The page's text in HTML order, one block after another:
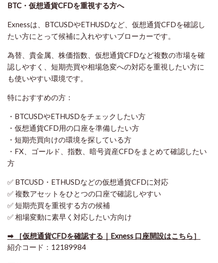
BTC・仮想通貨CFDを重視する方へ
Exnessは、BTCUSDやETHUSDなど、仮想通貨CFDを確認し
たい方にとって候補に入れやすいブローカーです。
為替、貴金属、株価指数、仮想通貨CFDなど複数の市場を確
認しやすく、短期売買や相場急変への対応を重視したい方に
も使いやすい環境です。
特におすすめの方：
・BTCUSDやETHUSDをチェックしたい方
・仮想通貨CFD用の口座を準備したい方
・短期売買向けの環境を探している方
・FX、ゴールド、指数、暗号資産CFDをまとめて確認したい
方
✅ BTCUSD・ETHUSDなどの仮想通貨CFDに対応
✅ 複数アセットをひとつの口座で確認しやすい
✅ 短期売買を重視する方の候補
✅ 相場変動に素早く対応したい方向け
➡ ［仮想通貨CFDを確認する｜Exness 口座開設はこちら］
紹介コード：12189984